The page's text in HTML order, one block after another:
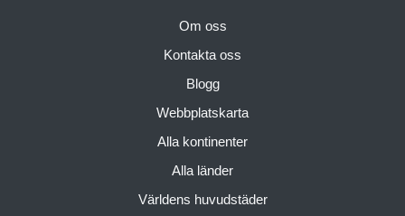
Om oss
Kontakta oss
Blogg
Webbplatskarta
Alla kontinenter
Alla länder
Världens huvudstäder